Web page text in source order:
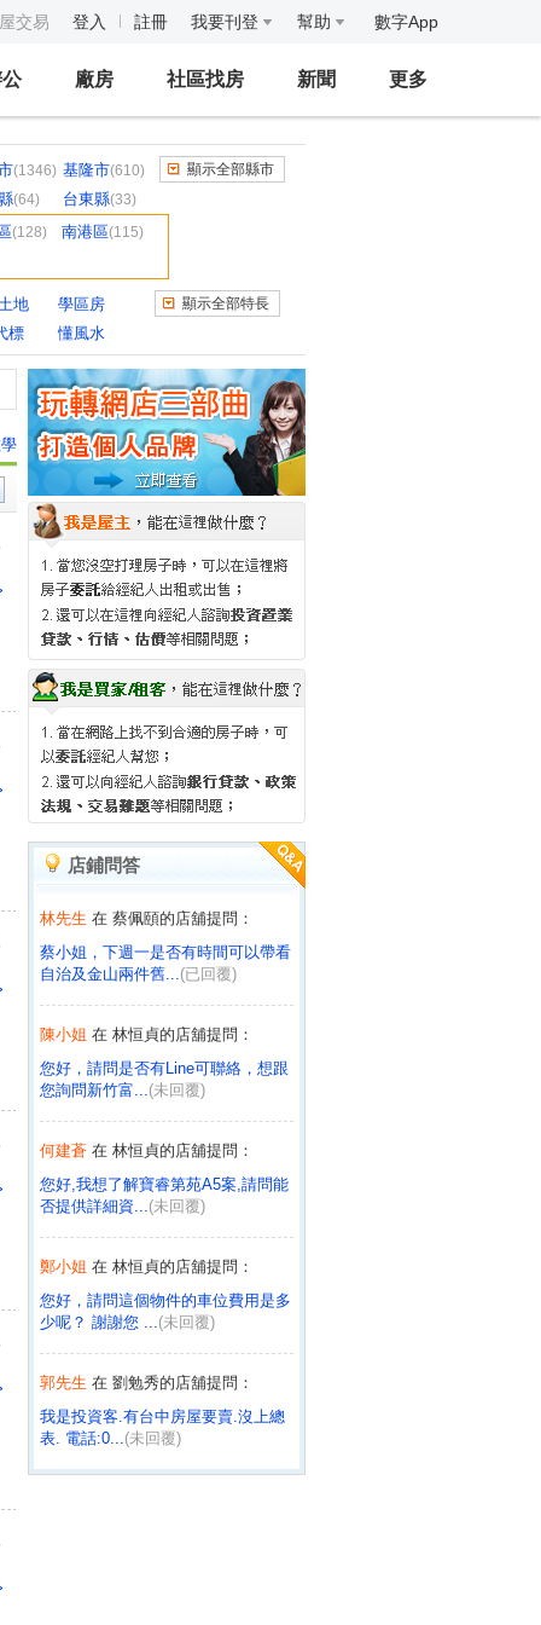
交易 登入 註冊 我要刊登 幫助 數字App
廠房 社區找房 新聞 更多
(1346) 基隆市(610)
(64) 台東縣(33)
顯示全部縣市
(128) 南港區(115)
地
學區房
標 懂風水
顯示全部特長
店鋪問答
林先生 在 蔡佩頤的店舖提問：
蔡小姐，下週一是否有時間可以帶看
自治及金山兩件舊...(已回覆)
陳小姐 在 林恒貞的店舖提問：
您好，請問是否有Line可聯絡，想跟
您詢問新竹富...(未回覆)
何建蒼 在 林恒貞的店舖提問：
您好,我想了解寶睿第苑A5案,請問能
否提供詳細資...(未回覆)
鄭小姐 在 林恒貞的店舖提問：
您好，請問這個物件的車位費用是多
少呢？ 謝謝您 ...(未回覆)
郭先生 在 劉勉秀的店舖提問：
我是投資客.有台中房屋要賣.沒上總
表. 電話:0...(未回覆)